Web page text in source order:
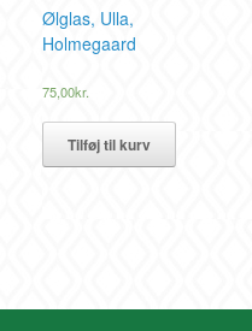
Ølglas, Ulla,
Holmegaard
75,00kr.
Tilføj til kurv